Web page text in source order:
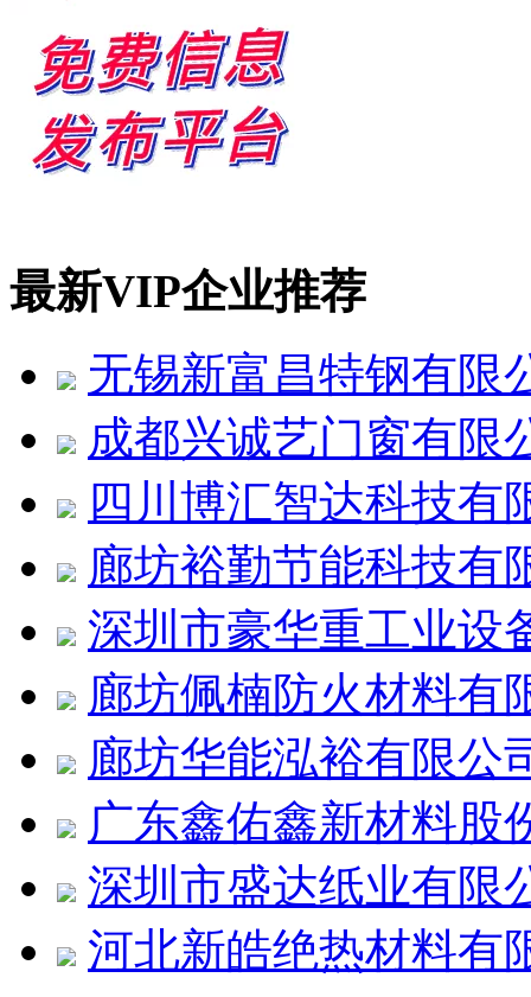
最新VIP企业推荐
无锡新富昌特钢有限
成都兴诚艺门窗有限
四川博汇智达科技有
廊坊裕勤节能科技有
深圳市豪华重工业设
廊坊佩楠防火材料有
廊坊华能泓裕有限公
广东鑫佑鑫新材料股
深圳市盛达纸业有限
河北新皓绝热材料有